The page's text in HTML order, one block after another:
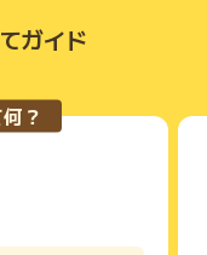
可のサービス・お買
サイトなどを経由し
いただくことを推奨
得条件、キャンペー
いますが、ご利用さ
はなく、代理店が行
詳細を把握しており
ガイド
？